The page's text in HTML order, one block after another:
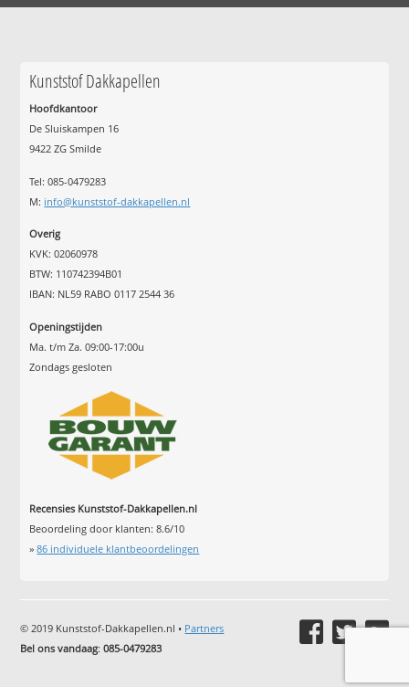
Kunststof Dakkapellen
Hoofdkantoor
De Sluiskampen 16
9422 ZG Smilde
Tel: 085-0479283
M: info@kunststof-dakkapellen.nl
Overig
KVK: 02060978
BTW: 110742394B01
IBAN: NL59 RABO 0117 2544 36
Openingstijden
Ma. t/m Za. 09:00-17:00u
Zondags gesloten
Recensies Kunststof-Dakkapellen.nl
Beoordeling door klanten:8.6/10
»86 individuele klantbeoordelingen
© 2019 Kunststof-Dakkapellen.nl • Partners
Bel ons vandaag:085-0479283